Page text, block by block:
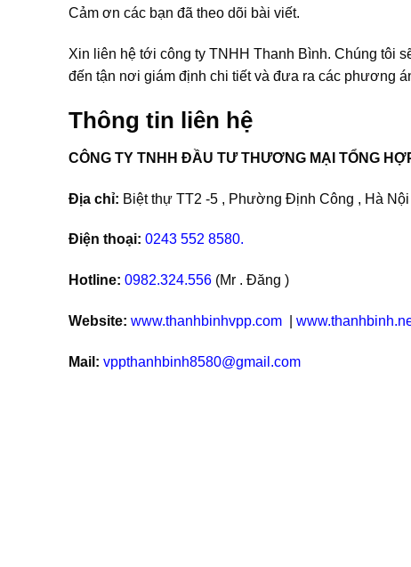
Cảm ơn các bạn đã theo dõi bài viết.
Xin liên hệ tới công ty TNHH Thanh Bình. Chúng tôi
đến tận nơi giám định chi tiết và đưa ra các phương
Thông tin liên hệ
CÔNG TY TNHH ĐẦU TƯ THƯƠNG MẠI TỔNG
Địa chỉ: Biệt thự TT2 -5 , Phường Định Công , Hà Nội
Điện thoại: 0243 552 8580.
Hotline: 0982.324.556 (Mr . Đăng )
Website: www.thanhbinhvpp.com
Mail: vppthanhbinh8580@gmail.com